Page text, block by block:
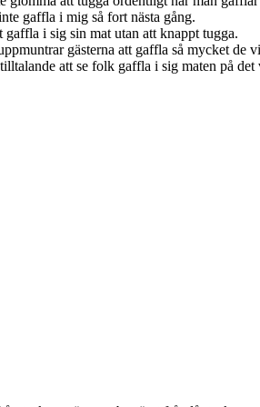
gaffla i mig så fort nästa gång.
i sig sin mat utan att knappt tugga.
gästerna att gaffla så mycket de
att se folk gaffla i sig maten på det